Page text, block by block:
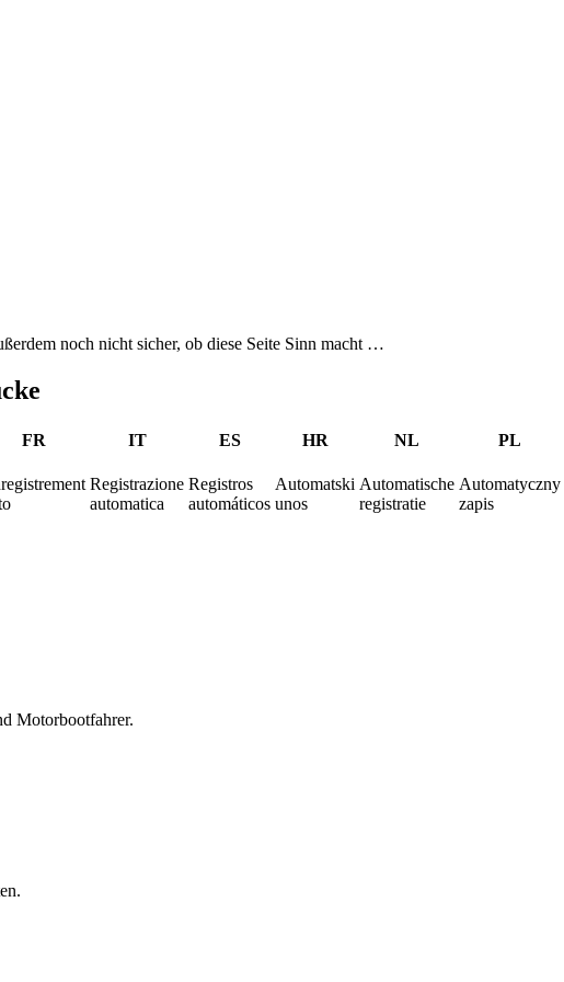
noch nicht sicher, ob diese Seite Sinn macht …
FR IT ES HR NL PL
Registrazione
automatica
Registros
automáticos
Automatski
unos
Automatische
registratie
Automatyczny
zapis
Motor­bootfahrer.